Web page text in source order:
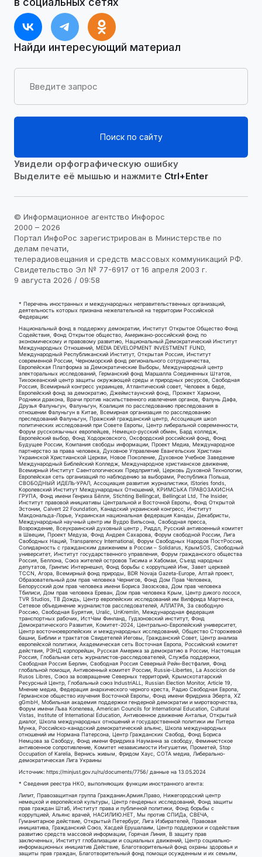
Найди интересующий материал
Поиск по сайту
Увидели орфографическую ошибку
Выделите её мышью и нажмите Ctrl+Enter
© Информационное агентство Инфорос
2000 – 2026
Портал ИнфоРос зарегистрирован в Министерстве по
делам печати,
телерадиовещания и средств массовых коммуникаций РФ.
Свидетельство Эл № 77-6917 от 16 апреля 2003 г.
9 августа 2026 / 09:58